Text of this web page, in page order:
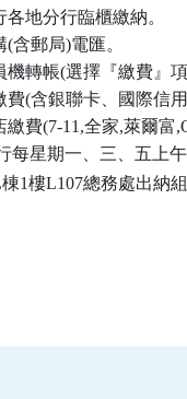
各地分行臨櫃繳納。
含郵局)電匯。
機轉帳(選擇『繳費』
費(含銀聯卡、國際信用
繳費(7-11,全家,萊爾富
每星期一、三、五上
棟1樓L107總務處出納組